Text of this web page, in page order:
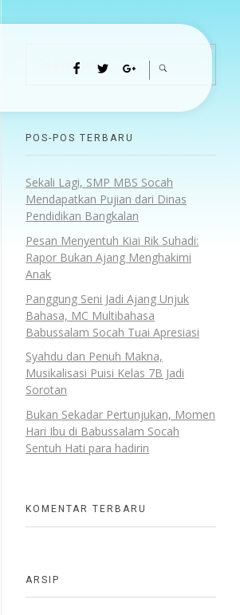
POS-POS TERBARU
Sekali Lagi, SMP MBS Socah
Mendapatkan Pujian dari Dinas
Pendidikan Bangkalan
Pesan Menyentuh Kiai Rik Suhadi:
Rapor Bukan Ajang Menghakimi
Anak
Panggung Seni Jadi Ajang Unjuk
Bahasa, MC Multibahasa
Babussalam Socah Tuai Apresiasi
Syahdu dan Penuh Makna,
Musikalisasi Puisi Kelas 7B Jadi
Sorotan
Bukan Sekadar Pertunjukan, Momen
Hari Ibu di Babussalam Socah
Sentuh Hati para hadirin
KOMENTAR TERBARU
ARSIP